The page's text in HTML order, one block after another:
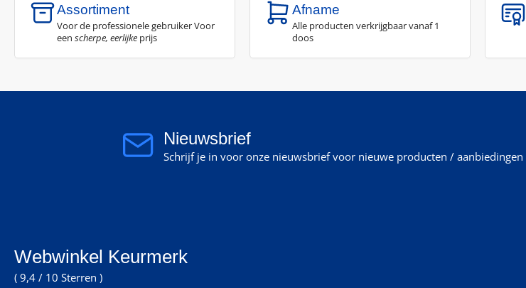
Assortiment
Voor de professionele gebruiker Voor
een scherpe, eerlijke prijs
Afname
Alle producten verkrijgbaar vanaf 1
doos
Nieuwsbrief
Schrijf je in voor onze nieuwsbrief voor nieuwe producten / aanbiedingen
Webwinkel Keurmerk
( 9,4 / 10 Sterren )